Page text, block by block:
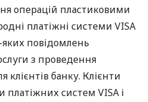
операцій пластиковими
платіжні системи VISA
повідомлень
з проведення
клієнтів банку. Клієнти
платіжних систем VISA і